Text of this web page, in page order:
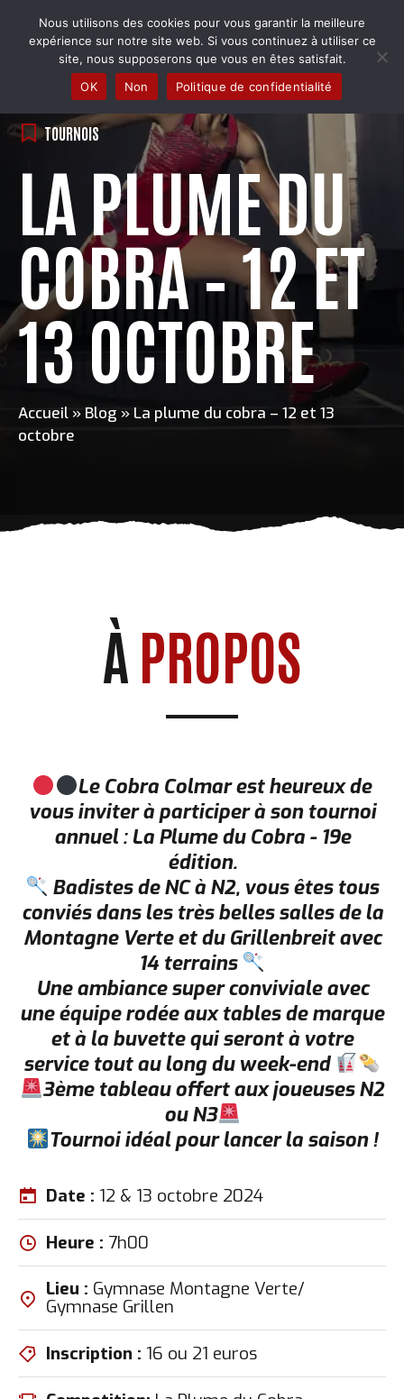
content
COBRA BADMINTON COLMAR
Club & école de badminton
TOURNOIS
LA PLUME DU
COBRA – 12 ET
13 OCTOBRE
Accueil » Blog » La plume du cobra – 12 et 13
octobre
À PROPOS
Le Cobra Colmar est heureux de
vous inviter à participer à son tournoi
annuel : La Plume du Cobra - 19e
édition.
Badistes de NC à N2, vous êtes tous
conviés dans les très belles salles de la
Montagne Verte et du Grillenbreit avec
14 terrains
Une ambiance super conviviale avec
une équipe rodée aux tables de marque
et à la buvette qui seront à votre
service tout au long du week-end
3ème tableau offert aux joueuses N2
ou N3
Tournoi idéal pour lancer la saison !
Date : 12 & 13 octobre 2024
Heure : 7h00
Lieu : Gymnase Montagne Verte/
Gymnase Grillen
Inscription : 16 ou 21 euros
Nous utilisons des cookies pour vous garantir la meilleure
expérience sur notre site web. Si vous continuez à utiliser ce
site, nous supposerons que vous en êtes satisfait.
OK
Non Politique de confidentialité